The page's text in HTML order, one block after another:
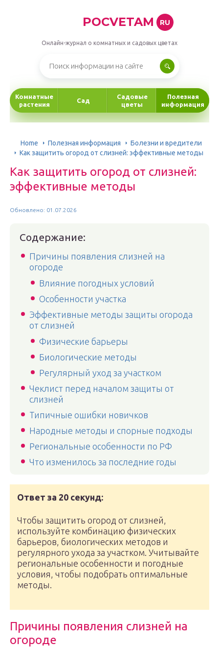
POCVETAM RU
Онлайн-журнал о комнатных и садовых цветах
Комнатные
растения
Сад
Садовые
цветы
Полезная
информация
Home Полезная информация
Болезни и вредители
Как защитить огород от слизней: эффективные методы
Как защитить огород от слизней:
эффективные методы
Обновлено: 01.07.2026
Содержание:
Причины появления слизней на
огороде
Влияние погодных условий
Особенности участка
Эффективные методы защиты огорода
от слизней
Физические барьеры
Биологические методы
Регулярный уход за участком
Чеклист перед началом защиты от
слизней
Типичные ошибки новичков
Народные методы и спорные подходы
Региональные особенности по РФ
Что изменилось за последние годы
Ответ за 20 секунд:
Чтобы защитить огород от слизней,
используйте комбинацию физических
барьеров, биологических методов и
регулярного ухода за участком. Учитывайте
региональные особенности и погодные
условия, чтобы подобрать оптимальные
методы.
Причины появления слизней на
огороде